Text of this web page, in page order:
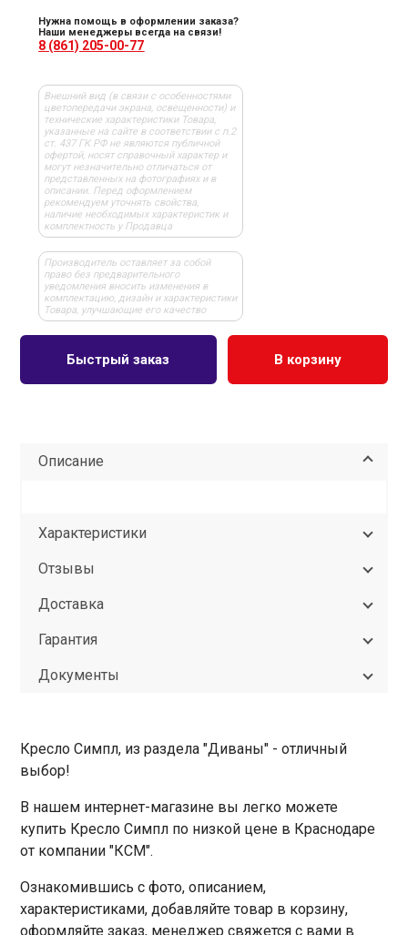
Нужна помощь в оформлении заказа?
Наши менеджеры всегда на связи!
8 (861) 205-00-77
Внешний вид (в связи с особенностями
цветопередачи экрана, освещенности) и
технические характеристики Товара,
указанные на сайте в соответствии с п.2
ст. 437 ГК РФ не являются публичной
офертой, носят справочный характер и
могут незначительно отличаться от
представленных на фотографиях и в
описании. Перед оформлением
рекомендуем уточнять свойства,
наличие необходимых характеристик и
комплектность у Продавца
Производитель оставляет за собой
право без предварительного
уведомления вносить изменения в
комплектацию, дизайн и характеристики
Товара, улучшающие его качество
В корзину
Быстрый заказ
Описание
Характеристики
Отзывы
Доставка
Гарантия
Документы
Кресло Симпл, из раздела "Диваны" - отличный
выбор!
В нашем интернет-магазине вы легко можете
купить Кресло Симпл по низкой цене в Краснодаре
от компании "КСМ".
Ознакомившись с фото, описанием,
характеристиками, добавляйте товар в корзину,
оформляйте заказ, менеджер свяжется с вами в